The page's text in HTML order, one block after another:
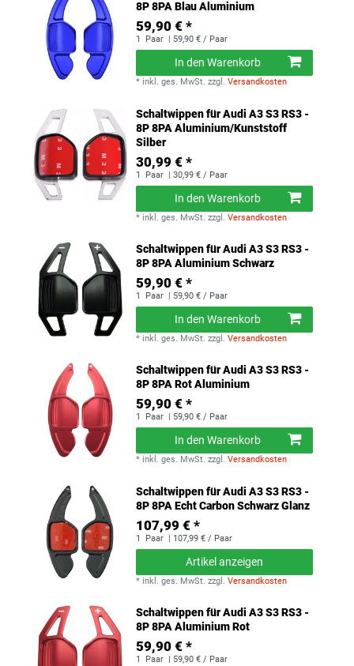
8P 8PA Blau Aluminium
59,90 € *
1 Paar | 59,90 € / Paar
In den Warenkorb
* inkl. ges. MwSt. zzgl.Versandkosten
Schaltwippen für Audi A3 S3 RS3 -
8P 8PA Aluminium/Kunststoff
Silber
30,99 € *
1 Paar | 30,99 € / Paar
In den Warenkorb
* inkl. ges. MwSt. zzgl.Versandkosten
Schaltwippen für Audi A3 S3 RS3 -
8P 8PA Aluminium Schwarz
59,90 € *
1 Paar | 59,90 € / Paar
In den Warenkorb
* inkl. ges. MwSt. zzgl.Versandkosten
Schaltwippen für Audi A3 S3 RS3 -
8P 8PA Rot Aluminium
59,90 € *
1 Paar | 59,90 € / Paar
In den Warenkorb
* inkl. ges. MwSt. zzgl.Versandkosten
Schaltwippen für Audi A3 S3 RS3 -
8P 8PA Echt Carbon Schwarz Glanz
107,99 € *
1 Paar | 107,99 € / Paar
Artikel anzeigen
* inkl. ges. MwSt. zzgl.Versandkosten
Schaltwippen für Audi A3 S3 RS3 -
8P 8PA Aluminium Rot
59,90 € *
1 Paar | 59,90 € / Paar